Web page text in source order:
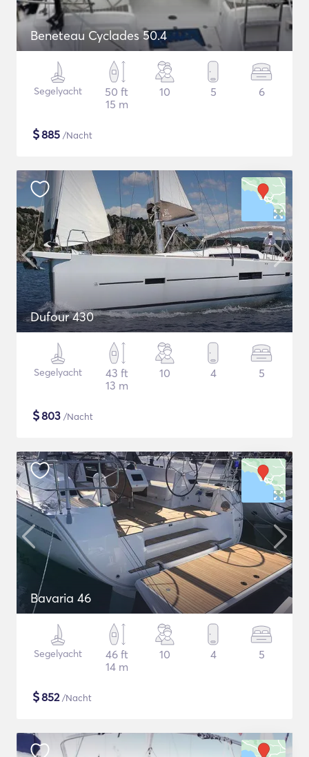
Beneteau Cyclades 50.4
Segelyacht
50 ft
15 m
10 5 6
$885 /Nacht
Dufour 430
Segelyacht
43 ft
13 m
10 4 5
$803 /Nacht
Bavaria 46
Segelyacht
46 ft
14 m
10 4 5
$852/Nacht